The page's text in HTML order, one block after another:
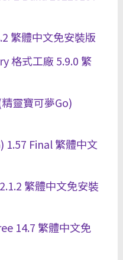
繁體中文免安裝版
格式工廠 5.9.0 繁
靈寶可夢Go)
1.57 Final 繁體中文
繁體中文免安裝
14.7 繁體中文免